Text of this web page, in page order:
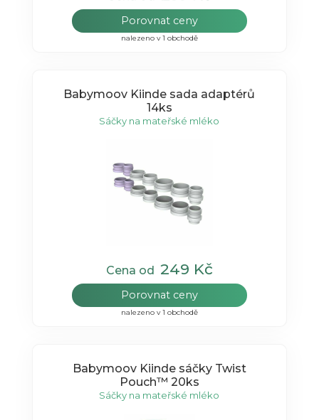
Porovnat ceny
nalezeno v 1 obchodě
Babymoov Kiinde sada adaptérů
14ks
Sáčky na mateřské mléko
Cena od 249 Kč
Porovnat ceny
nalezeno v 1 obchodě
Babymoov Kiinde sáčky Twist
Pouch™ 20ks
Sáčky na mateřské mléko